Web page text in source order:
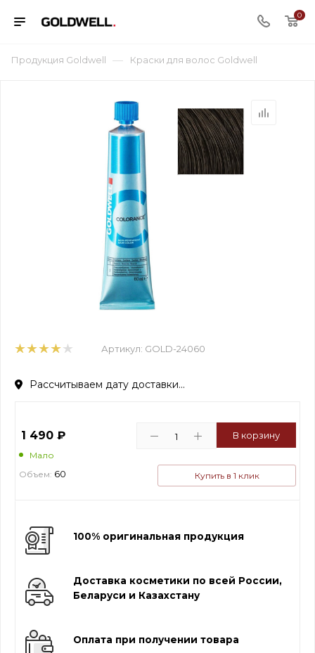
0
Продукция Goldwell — Краски для волос Goldwell
Артикул: GOLD-24060
Рассчитываем дату доставки...
1 490 ₽
Мало
Объем: 60
В корзину
Купить в 1 клик
100% оригинальная продукция
Доставка косметики по всей России,
Беларуси и Казахстану
Оплата при получении товара